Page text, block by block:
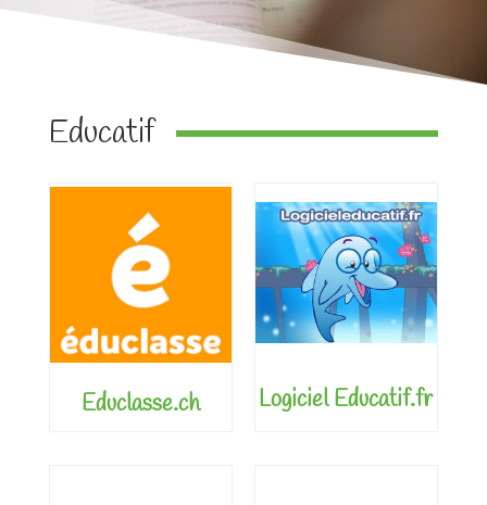
Educatif
Educlasse.ch Logiciel Educatif.fr